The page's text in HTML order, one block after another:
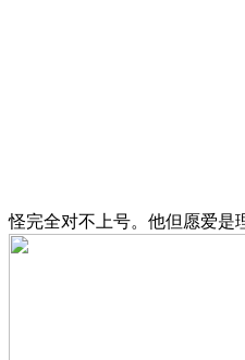
怪完全对不上号。他但愿爱